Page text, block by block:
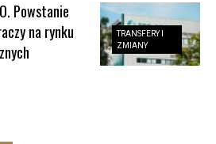
TRANSFERY I
ZMIANY
Powstanie
na rynku